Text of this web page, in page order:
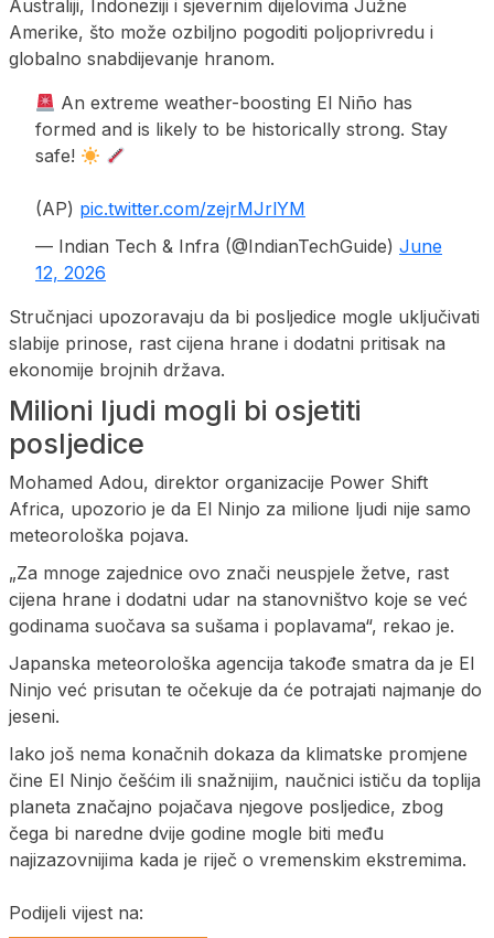
Australiji, Indoneziji i sjevernim dijelovima Južne
Amerike, što može ozbiljno pogoditi poljoprivredu i
globalno snabdijevanje hranom.
An extreme weather-boosting El Niño has
formed and is likely to be historically strong. Stay
safe!
(AP) pic.twitter.com/zejrMJrlYM
— Indian Tech & Infra (@IndianTechGuide) June
12, 2026
Stručnjaci upozoravaju da bi posljedice mogle uključivati
slabije prinose, rast cijena hrane i dodatni pritisak na
ekonomije brojnih država.
Milioni ljudi mogli bi osjetiti
posljedice
Mohamed Adou, direktor organizacije Power Shift
Africa, upozorio je da El Ninjo za milione ljudi nije samo
meteorološka pojava.
„Za mnoge zajednice ovo znači neuspjele žetve, rast
cijena hrane i dodatni udar na stanovništvo koje se već
godinama suočava sa sušama i poplavama“, rekao je.
Japanska meteorološka agencija takođe smatra da je El
Ninjo već prisutan te očekuje da će potrajati najmanje do
jeseni.
Iako još nema konačnih dokaza da klimatske promjene
čine El Ninjo češćim ili snažnijim, naučnici ističu da toplija
planeta značajno pojačava njegove posljedice, zbog
čega bi naredne dvije godine mogle biti među
najizazovnijima kada je riječ o vremenskim ekstremima.
Podijeli vijest na: